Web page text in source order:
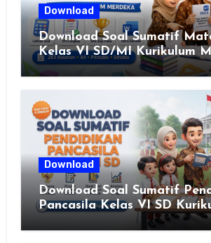
Download
Download Soal Sumatif
Kelas VI SD/MI Kurikulum
Download
Download Soal Sumatif
Pancasila Kelas VI SD
Merdeka, Solusi Praktis
Menyusun Asesmen